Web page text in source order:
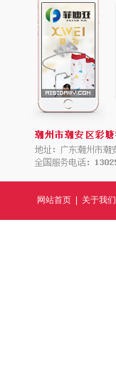
网站首页 关于我们